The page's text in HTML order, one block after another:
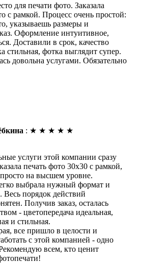
для печати фото. Заказала
с рамкой. Процесс очень простой:
указываешь размеры и
Оформление интуитивное,
Доставили в срок, качество
стильная, фотка выглядит супер.
довольна услугами. Обязательно
: ★ ★ ★ ★ ★
услуги этой компании сразу
печать фото 30х30 с рамкой,
на высшем уровне.
выбрала нужный формат и
Весь порядок действий
Получив заказ, осталась
- цветопередача идеальная,
и стильная.
все пришло в целости и
с этой компанией - одно
всем, кто ценит